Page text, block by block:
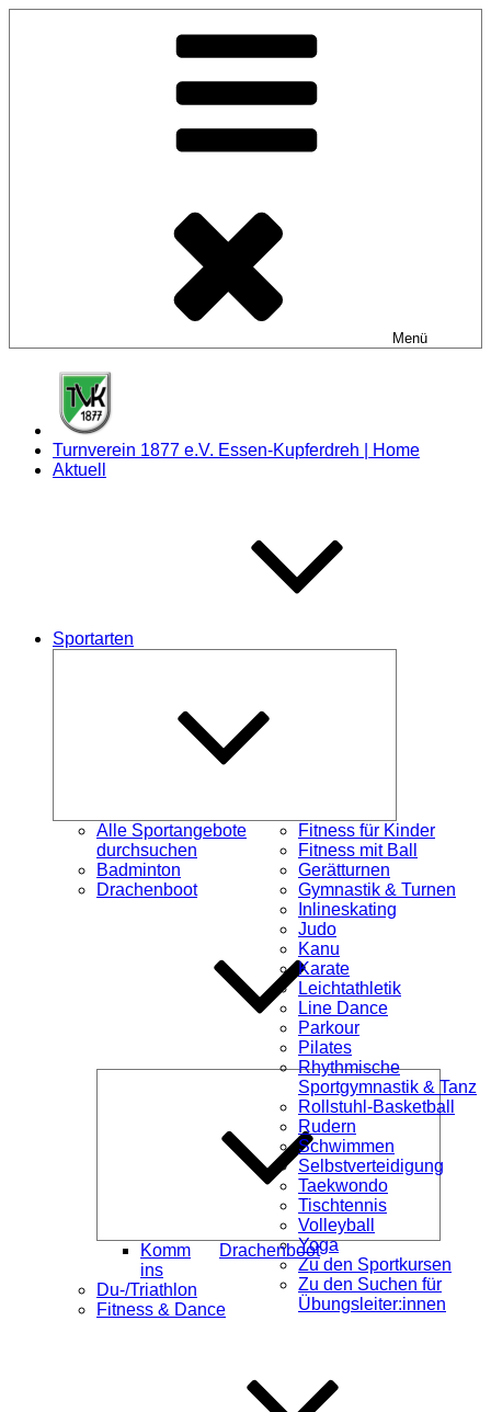
Menü
Turnverein 1877 e.V. Essen-Kupferdreh | Home
Aktuell
Sportarten
Alle Sportangebote
durchsuchen
Badminton
Drachenboot
öffnen
Komm
ins
Drachenboot
Du-/Triathlon
Fitness & Dance
Fitness für Kinder
Fitness mit Ball
Gerätturnen
Gymnastik & Turnen
Inlineskating
Judo
Kanu
Karate
Leichtathletik
Line Dance
Parkour
Pilates
Rhythmische
Sportgymnastik & Tanz
Rollstuhl-Basketball
Rudern
Schwimmen
Selbstverteidigung
Taekwondo
Tischtennis
Volleyball
Yoga
Zu den Sportkursen
Zu den Suchen für
Übungsleiter:innen